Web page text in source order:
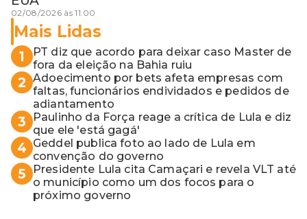
02/08/2026 às 11:00
Mais Lidas
1
PT diz que acordo para deixar caso Master de
fora da eleição na Bahia ruiu
2 Adoecimento por bets afeta empresas com
faltas, funcionários endividados e pedidos de
adiantamento
3
Paulinho da Força reage a crítica de Lula e diz
que ele 'está gagá'
4 Geddel publica foto ao lado de Lula em
convenção do governo
5
Presidente Lula cita Camaçari e revela VLT até
o município como um dos focos para o
próximo governo